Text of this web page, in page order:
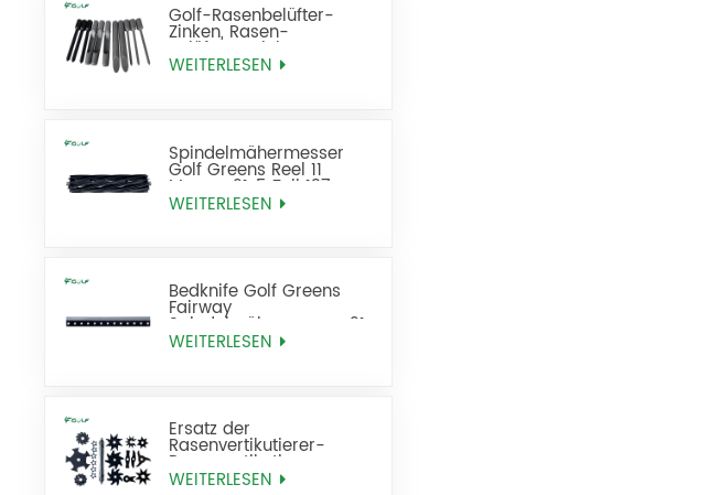
Golf-Rasenbelüfter-
Zinken, Rasen-
Belüftungszinken, Ersatz
WEITERLESEN
Spindelmähermesser
Golf Greens Reel 11
Messer 21x5 Zoll 137-
8512
WEITERLESEN
Bedknife Golf Greens
Fairway
Spindelmähermesser 21
Zoll Standard ersetzt 93-
WEITERLESEN
Ersatz der
Rasenvertikutierer-
Rasenvertikutierer-
Rasenfräse
WEITERLESEN